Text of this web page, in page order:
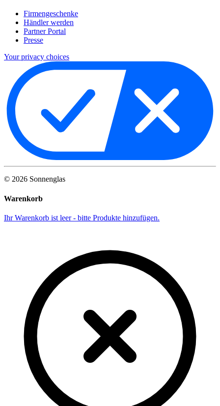
Firmengeschenke
Händler werden
Partner Portal
Presse
Your privacy choices
© 2026 Sonnenglas
Warenkorb
Ihr Warenkorb ist leer - bitte Produkte hinzufügen.